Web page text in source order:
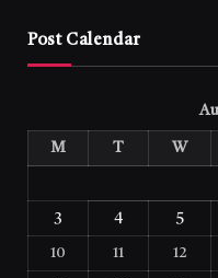
Post Calendar
M T W
3 4 5
10 11 12